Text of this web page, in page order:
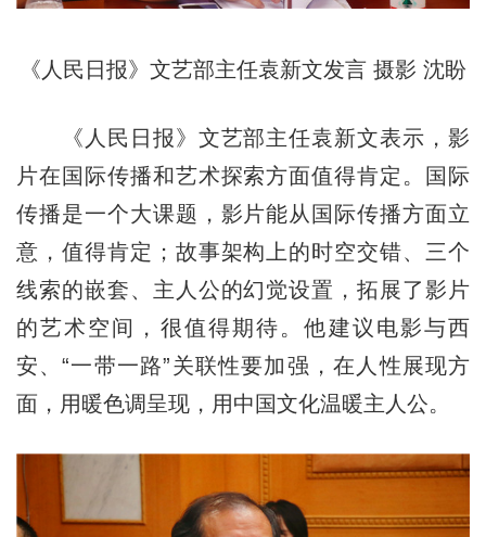
《人民日报》文艺部主任袁新文发言 摄影 沈盼
《人民日报》文艺部主任袁新文表示，影
片在国际传播和艺术探索方面值得肯定。国际
传播是一个大课题，影片能从国际传播方面立
意，值得肯定；故事架构上的时空交错、三个
线索的嵌套、主人公的幻觉设置，拓展了影片
的艺术空间，很值得期待。他建议电影与西
安、“一带一路”关联性要加强，在人性展现方
面，用暖色调呈现，用中国文化温暖主人公。